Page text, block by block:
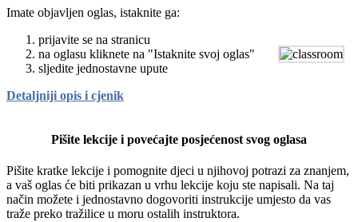
Imate objavljen oglas, istaknite ga:
prijavite se na stranicu
na oglasu kliknete na "Istaknite svoj oglas"
sljedite jednostavne upute
Detaljniji opis i cjenik
Pišite lekcije i povećajte posjećenost svog oglasa
Pišite kratke lekcije i pomognite djeci u njihovoj potrazi za znanjem,
a vaš oglas će biti prikazan u vrhu lekcije koju ste napisali. Na taj
način možete i jednostavno dogovoriti instrukcije umjesto da vas
traže preko tražilice u moru ostalih instruktora.